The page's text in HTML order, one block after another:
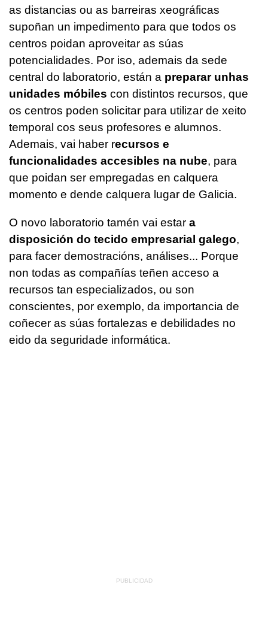
as distancias ou as barreiras xeográficas
supoñan un impedimento para que todos os
centros poidan aproveitar as súas
potencialidades. Por iso, ademais da sede
central do laboratorio, están a preparar unhas
unidades móbiles con distintos recursos, que
os centros poden solicitar para utilizar de xeito
temporal cos seus profesores e alumnos.
Ademais, vai haber recursos e
funcionalidades accesibles na nube, para
que poidan ser empregadas en calquera
momento e dende calquera lugar de Galicia.
O novo laboratorio tamén vai estar a
disposición do tecido empresarial galego,
para facer demostracións, análises... Porque
non todas as compañías teñen acceso a
recursos tan especializados, ou son
conscientes, por exemplo, da importancia de
coñecer as súas fortalezas e debilidades no
eido da seguridade informática.